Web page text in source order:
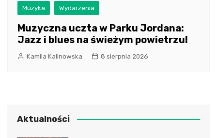
Muzyka Wydarzenia
Muzyczna uczta w Parku Jordana:
Jazz i blues na świeżym powietrzu!
Kamila Kalinowska 8 sierpnia 2026
Aktualności